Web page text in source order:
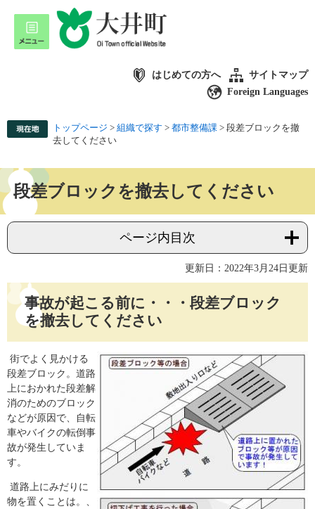
はじめての方へ
サイトマップ
Foreign Languages
トップページ > 組織で探す > 都市整備課 > 段差ブロックを撤
去してください
段差ブロックを撤去してください
ページ内目次
更新日：2022年3月24日更新
事故が起こる前に・・・段差ブロック
を撤去してください
街でよく見かける
段差ブロック。道路
上におかれた段差解
消のためのブロック
などが原因で、自転
車やバイクの転倒事
故が発生していま
す。
道路上にみだりに
物を置くことは。、